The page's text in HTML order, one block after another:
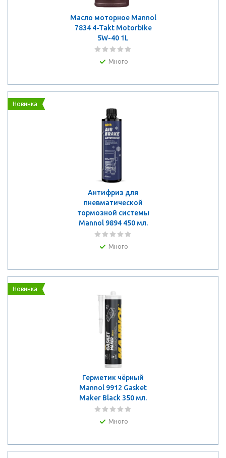
Масло моторное Mannol
7834 4-Takt Motorbike
5W-40 1L
Много
Новинка
Антифриз для
пневматической
тормозной системы
Mannol 9894 450 мл.
Много
Новинка
Герметик чёрный
Mannol 9912 Gasket
Maker Black 350 мл.
Много